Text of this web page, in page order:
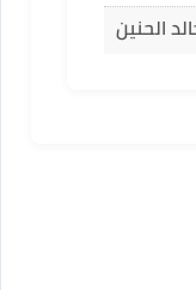
الحنين